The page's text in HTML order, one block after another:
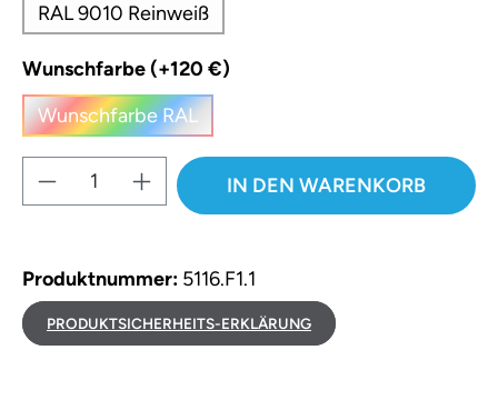
RAL 9010 Reinweiß
Wunschfarbe (+120 €)
Wunschfarbe RAL
(Diese Option ist zurzeit nicht verfügbar.)
Produkt Anzahl: Gib denIN DEN WARENKORB
Produktnummer: 5116.F1.1
PRODUKTSICHERHEITS-ERKLÄRUNG